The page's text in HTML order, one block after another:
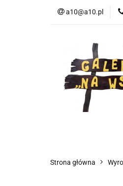
a10@a10.pl
Strona główna